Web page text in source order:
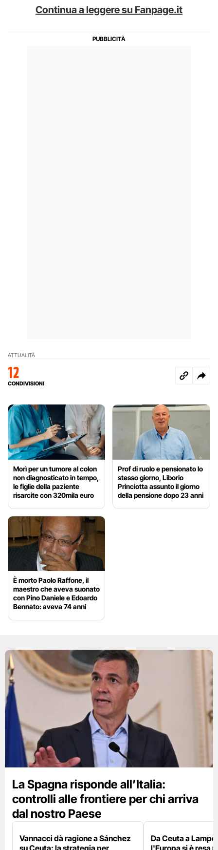
Continua a leggere su Fanpage.it
ATTUALITÀ
12
CONDIVISIONI
Morì per un tumore al colon
non diagnosticato in tempo,
le figlie della paziente
risarcite con 320mila euro
Prof di ruolo e pensionato lo
stesso giorno, Liborio
Princiotta assunto il giorno
della pensione dopo 23 anni
È morto Paolo Raffone, il
maestro che aveva suonato
con Pino Daniele e Edoardo
Bennato: aveva 74 anni
La Spagna risponde all’Italia:
controlli alle frontiere per chi arriva
dal nostro Paese
Vannacci dà ragione a Sánchez
Da Ceuta a